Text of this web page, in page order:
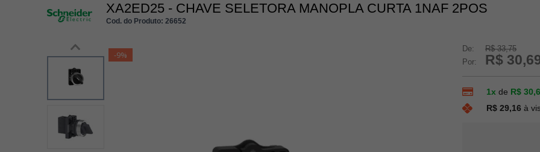
XA2ED25 - CHAVE SELETORA MANOPLA CURTA 1NAF 2POS
Cod. do Produto: 26652
-9%
De:
R$ 33,75
Por:
R$
1x de R$
R$ 29,16à